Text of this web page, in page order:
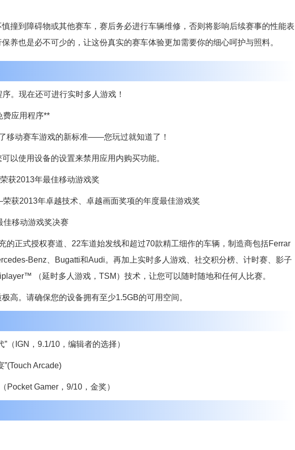
撞到障碍物或其他赛车，赛后务必进行车辆维修，否则将影响后续赛事的性能表
养也是必不可少的，让这份真实的赛车体验更加需要你的细心呵护与照料。
。现在还可进行实时多人游戏！
费应用程序**
移动赛车游戏的新标准——您玩过就知道了！
以使用设备的设置来禁用应用内购买功能。
获2013年最佳移动游戏奖
获2013年卓越技术、卓越画面奖项的年度最佳游戏奖
移动游戏奖决赛
的正式授权赛道、22车道始发线和超过70款精工细作的车辆，制造商包括Ferrar
Benz、Bugatti和Audi。再加上实时多人游戏、社交积分榜、计时赛、影子
（延时多人游戏，TSM）技术，让您可以随时随地和任何人比赛。
高。请确保您的设备拥有至少1.5GB的可用空间。
（IGN，9.1/10，编辑者的选择）
”(Touch Arcade)
Pocket Gamer，9/10，金奖）